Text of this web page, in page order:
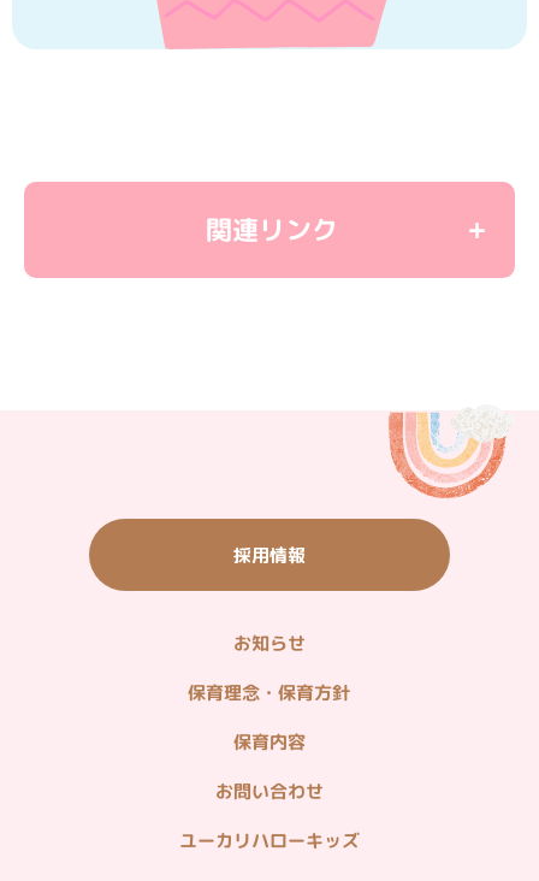
関連リンク
ご宿泊・ご飲食（ウィシュトンホテル）
タウン情報（グルメ・ショッピング他）
不動産情報（分譲・仲介・賃貸）
採用情報
お知らせ
保育理念・保育方針
保育内容
お問い合わせ
ユーカリハローキッズ